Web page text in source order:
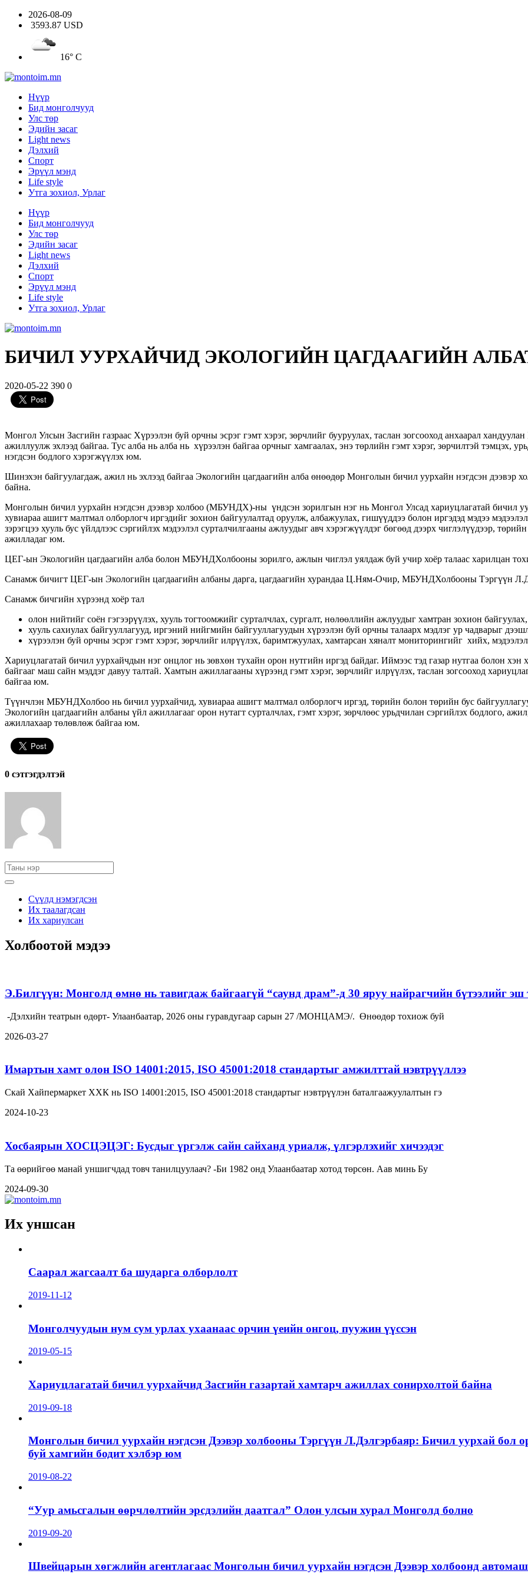
2026-08-09
3593.87 USD
16° C
Нүүр
Бид монголчууд
Улс төр
Эдийн засаг
Light news
Дэлхий
Спорт
Эрүүл мэнд
Life style
Утга зохиол, Урлаг
Нүүр
Бид монголчууд
Улс төр
Эдийн засаг
Light news
Дэлхий
Спорт
Эрүүл мэнд
Life style
Утга зохиол, Урлаг
БИЧИЛ УУРХАЙЧИД ЭКОЛОГИЙН ЦАГДААГИЙН
2020-05-22 390 0
Монгол Улсын Засгийн газраас Хүрээлэн буй орчны эсрэг гэмт хэрэг, зөрчлийг бууруулах, таслан зогсооход анхаарал
ажиллуулж эхлээд байгаа. Тус алба нь алба нь хүрээлэн байгаа орчныг хамгаалах, энэ төрлийн гэмт хэрэг, зөрчилтэй тэмцэх,
нэгдсэн бодлого хэрэгжүүлэх юм.
Шинэхэн байгуулагдаж, ажил нь эхлээд байгаа Экологийн цагдаагийн алба өнөөдөр Монголын бичил уурхайн нэгдсэн
байна.
Монголын бичил уурхайн нэгдсэн дээвэр холбоо (МБУНДХ)-ны үндсэн зорилгын нэг нь Монгол Улсад хариуцлагатай бичил
хувиараа ашигт малтмал олборлогч иргэдийг зохион байгуулалтад оруулж, албажуулах, гишүүддээ болон иргэдэд мэдээ
зэрэгцээ хууль бус үйлдлээс сэргийлэх мэдээлэл сурталчилгааны ажлуудыг авч хэрэгжүүлдэг бөгөөд дээрх чиглэлүүдээр,
ажилладаг юм.
ЦЕГ-ын Экологийн цагдаагийн алба болон МБУНДХолбооны зорилго, ажлын чиглэл уялдаж буй учир хоёр талаас харилцан
Санамж бичигт ЦЕГ-ын Экологийн цагдаагийн албаны дарга, цагдаагийн хурандаа Ц.Ням-Очир, МБУНДХолбооны Тэргүүн
Санамж бичгийн хүрээнд хоёр тал
олон нийтийг соён гэгээрүүлэх, хууль тогтоомжийг сурталчлах, сургалт, нөлөөллийн ажлуудыг хамтран зохион байгуулах,
хууль сахиулах байгууллагууд, иргэний нийгмийн байгууллагуудын хүрээлэн буй орчны талаарх мэдлэг ур чадварыг
хүрээлэн буй орчны эсрэг гэмт хэрэг, зөрчлийг илрүүлэх, баримтжуулах, хамтарсан хяналт мониторингийг хийх,
Хариуцлагатай бичил уурхайчдын нэг онцлог нь зөвхөн тухайн орон нутгийн иргэд байдаг. Иймээс тэд газар нутгаа болон
байгааг маш сайн мэддэг давуу талтай. Хамтын ажиллагааны хүрээнд гэмт хэрэг, зөрчлийг илрүүлэх, таслан зогсооход
байгаа юм.
Түүнчлэн МБУНДХолбоо нь бичил уурхайчид, хувиараа ашигт малтмал олборлогч иргэд, төрийн болон төрийн бус
Экологийн цагдаагийн албаны үйл ажиллагааг орон нутагт сурталчлах, гэмт хэрэг, зөрчлөөс урьдчилан сэргийлэх бодлого,
ажиллахаар төлөвлөж байгаа юм.
0 cэтгэгдэлтэй
Сүүлд нэмэгдсэн
Их таалагдсан
Их хариулсан
Холбоотой мэдээ
Э.Билгүүн: Монголд өмнө нь тавигдаж байгаагүй “саунд драм”-д 30 яруу найрагчийн бүтээлийг эш
-Дэлхийн театрын өдөрт- Улаанбаатар, 2026 оны гуравдугаар сарын 27 /МОНЦАМЭ/. Өнөөдөр тохиож буй
2026-03-27
Имартын хамт олон ISO 14001:2015, ISO 45001:2018 стандартыг амжилттай нэвтрүүллээ
Скай Хайпермаркет ХХК нь ISO 14001:2015, ISO 45001:2018 стандартыг нэвтрүүлэн баталгаажуулалтын гэ
2024-10-23
Хосбаярын ХОСЦЭЦЭГ: Бусдыг үргэлж сайн сайханд уриалж, үлгэрлэхийг хичээдэг
Та өөрийгөө манай уншигчдад товч танилцуулаач? -Би 1982 онд Улаанбаатар хотод төрсөн. Аав минь Бу
2024-09-30
Их уншсан
Саарал жагсаалт ба шударга олборлолт
2019-11-12
Монголчуудын нум сум урлах ухаанаас орчин үеийн онгоц, пуужин үүссэн
2019-05-15
Хариуцлагатай бичил уурхайчид Засгийн газартай хамтарч ажиллах сонирхолтой байна
2019-09-18
Монголын бичил уурхайн нэгдсэн Дээвэр холбооны Тэргүүн Л.Дэлгэрбаяр: Бичил уурхай бол
буй хамгийн бодит хэлбэр юм
2019-08-22
“Уур амьсгалын өөрчлөлтийн эрсдэлийн даатгал” Олон улсын хурал Монголд болно
2019-09-20
Швейцарын хөгжлийн агентлагаас Монголын бичил уурхайн нэгдсэн Дээвэр холбоонд